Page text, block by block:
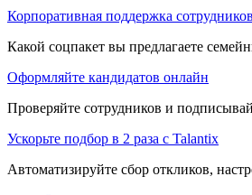
Корпоративная поддержка сотрудников
Какой соцпакет вы предлагаете
Оформляйте кандидатов онлайн
Проверяйте сотрудников и
Ускорьте подбор в 2 раза с Talantix
Автоматизируйте сбор откликов,